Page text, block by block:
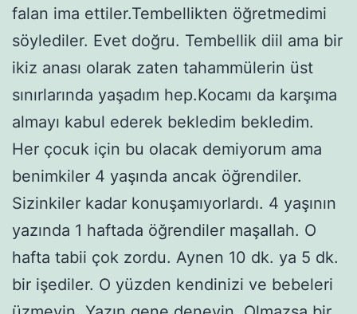
falan ima ettiler.Tembellikten öğretmedimi
söylediler. Evet doğru. Tembellik diil ama bir
ikiz anası olarak zaten tahammülerin üst
sınırlarında yaşadım hep.Kocamı da karşıma
almayı kabul ederek bekledim bekledim.
Her çocuk için bu olacak demiyorum ama
benimkiler 4 yaşında ancak öğrendiler.
Sizinkiler kadar konuşamıyorlardı. 4 yaşının
yazında 1 haftada öğrendiler maşallah. O
hafta tabii çok zordu. Aynen 10 dk. ya 5 dk.
bir işediler. O yüzden kendinizi ve bebeleri